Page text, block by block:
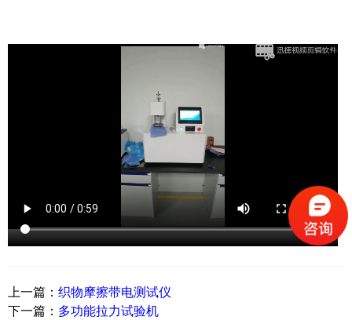
上一篇： 织物摩擦带电测试仪
下一篇： 多功能拉力试验机